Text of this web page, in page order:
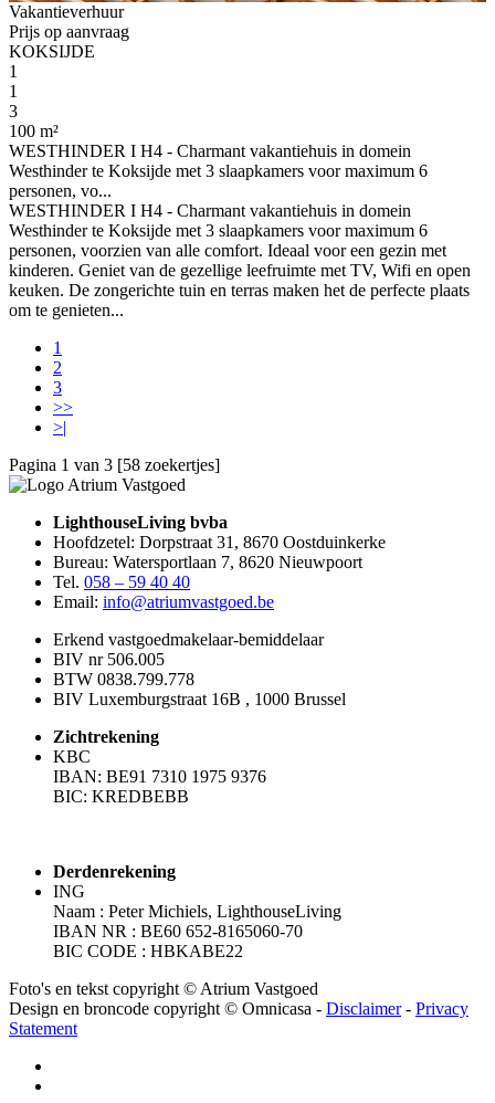
Vakantieverhuur
Prijs op aanvraag
KOKSIJDE
1
1
3
100 m²
WESTHINDER I H4 - Charmant vakantiehuis in domein
Westhinder te Koksijde met 3 slaapkamers voor maximum 6
personen, vo...
WESTHINDER I H4 - Charmant vakantiehuis in domein
Westhinder te Koksijde met 3 slaapkamers voor maximum 6
personen, voorzien van alle comfort. Ideaal voor een gezin met
kinderen. Geniet van de gezellige leefruimte met TV, Wifi en open
keuken. De zongerichte tuin en terras maken het de perfecte plaats
om te genieten...
1
2
3
>>
>|
Pagina 1 van 3 [58 zoekertjes]
LighthouseLiving bvba
Hoofdzetel: Dorpstraat 31, 8670 Oostduinkerke
Bureau: Watersportlaan 7, 8620 Nieuwpoort
Tel. 058 – 59 40 40
Email: info@atriumvastgoed.be
Erkend vastgoedmakelaar-bemiddelaar
BIV nr 506.005
BTW 0838.799.778
BIV Luxemburgstraat 16B , 1000 Brussel
Zichtrekening
KBC
IBAN: BE91 7310 1975 9376
BIC: KREDBEBB
Derdenrekening
ING
Naam : Peter Michiels, LighthouseLiving
IBAN NR : BE60 652-8165060-70
BIC CODE : HBKABE22
Foto's en tekst copyright © Atrium Vastgoed
Design en broncode copyright © Omnicasa - Disclaimer- Privacy
Statement